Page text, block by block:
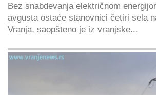
Bez snabdevanja električnom
avgusta ostaće stanovnici četiri sela
Vranja, saopšteno je iz vranjske...